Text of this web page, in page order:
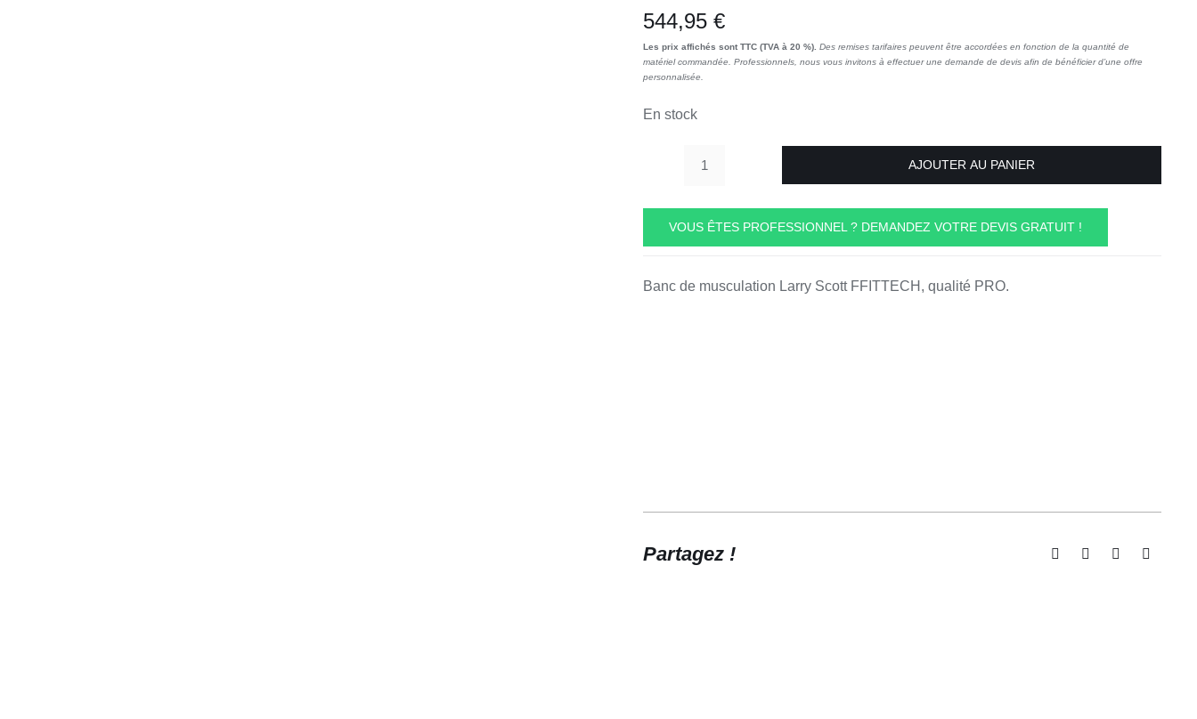
544,95€
Les prix affichés sont TTC (TVA à 20 %).Des remises tarifaires peuvent être accordées en fonction de la quantité de
matériel commandée. Professionnels, nous vous invitons à effectuer une demande de devis afin de bénéficier d’une offre
personnalisée.
En stock
quantité
Banc
Larry
"Scott
AJOUTER AU PANIER
VOUS ÊTES PROFESSIONNEL ? DEMANDEZ VOTRE DEVIS GRATUIT !
Banc de musculation Larry Scott FFITTECH, qualité PRO.
Partagez !